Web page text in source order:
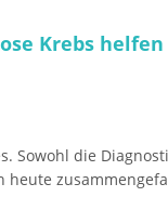
Krebs
Sowohl die
heute